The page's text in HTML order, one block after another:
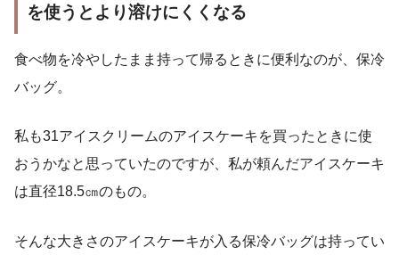
を使うとより溶けにくくなる
食べ物を冷やしたまま持って帰るときに便利なのが、保冷
バッグ。
私も31アイスクリームのアイスケーキを買ったときに使
おうかなと思っていたのですが、私が頼んだアイスケーキ
は直径18.5㎝のもの。
そんな大きさのアイスケーキが入る保冷バッグは持ってい